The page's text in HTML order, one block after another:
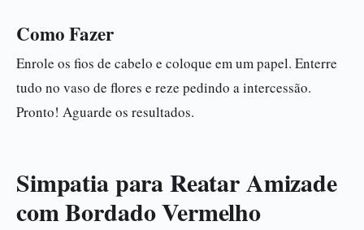
Como Fazer
Enrole os fios de cabelo e coloque em um papel. Enterre
tudo no vaso de flores e reze pedindo a intercessão.
Pronto! Aguarde os resultados.
Simpatia para Reatar Amizade
com Bordado Vermelho